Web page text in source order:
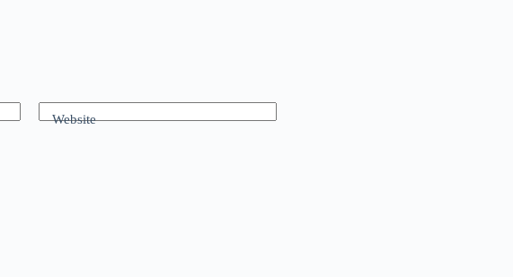
Website